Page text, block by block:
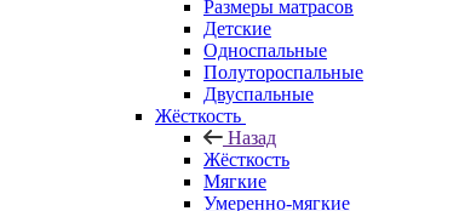
Размеры матрасов
Детские
Односпальные
Полутороспальные
Двуспальные
Жёсткость
Назад
Жёсткость
Мягкие
Умеренно-мягкие